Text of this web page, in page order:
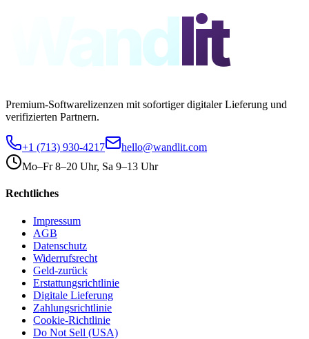
Wandlit
Premium-Softwarelizenzen mit sofortiger digitaler Lieferung und
verifizierten Partnern.
+1 (713) 930-4217
hello@wandlit.com
Mo–Fr 8–20 Uhr, Sa 9–13 Uhr
Rechtliches
Impressum
AGB
Datenschutz
Widerrufsrecht
Geld-zurück
Erstattungsrichtlinie
Digitale Lieferung
Zahlungsrichtlinie
Cookie-Richtlinie
Do Not Sell (USA)